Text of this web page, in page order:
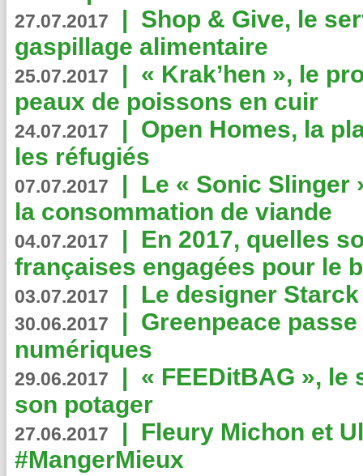
27.07.2017 | Shop & Give, le
gaspillage alimentaire
25.07.2017 | « Krak’hen », le
peaux de poissons en cuir
24.07.2017 | Open Homes, la
les réfugiés
07.07.2017 | Le « Sonic Slinger
la consommation de viande
04.07.2017 | En 2017, quelles
françaises engagées pour le
03.07.2017 | Le designer
30.06.2017 | Greenpeace
numériques
29.06.2017 | « FEEDitBAG », le
son potager
27.06.2017 | Fleury Michon et
#MangerMieux